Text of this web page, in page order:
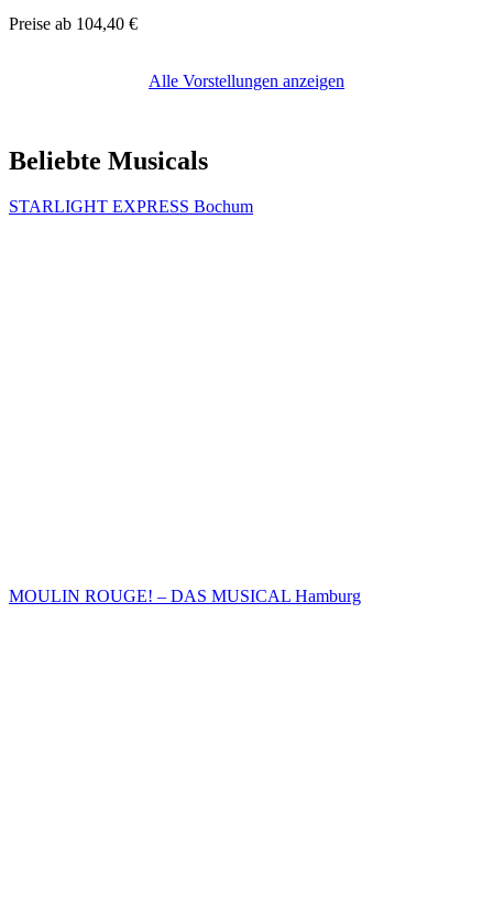
Preise ab 104,40 €
Alle Vorstellungen anzeigen
Beliebte Musicals
STARLIGHT EXPRESS Bochum
MOULIN ROUGE! – DAS MUSICAL Hamburg